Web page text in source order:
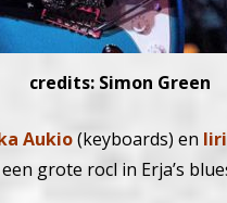
credits: Simon Green
Aukio(keyboards) en
grote rocl in Erja’s